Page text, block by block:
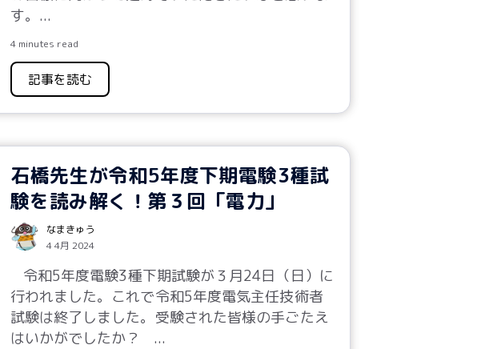
す。...
4 minutes read
記事を読む
石橋先生が令和5年度下期電験3種試
験を読み解く！第３回「電力」
なまきゅう
4 4月 2024
令和5年度電験3種下期試験が３月24日（日）に
行われました。これで令和5年度電気主任技術者
試験は終了しました。受験された皆様の手ごたえ
はいかがでしたか？
...